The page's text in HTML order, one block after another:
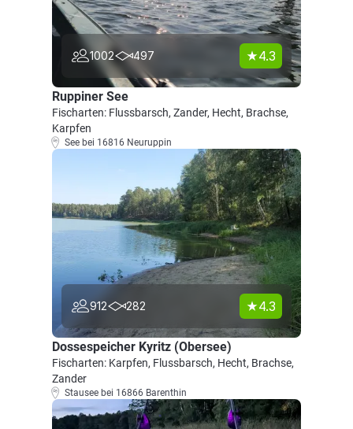
1002 497 4.3
Ruppiner See
Fischarten: Flussbarsch, Zander, Hecht, Brachse,
Karpfen
See bei 16816 Neuruppin
912 282 4.3
Dossespeicher Kyritz (Obersee)
Fischarten: Karpfen, Flussbarsch, Hecht, Brachse,
Zander
Stausee bei 16866 Barenthin